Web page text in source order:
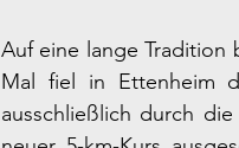
Auf eine lange Tradition
Mal fiel in Ettenheim
ausschließlich durch